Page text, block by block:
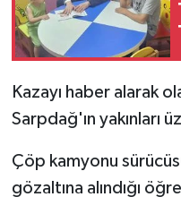
Kazayı haber alarak
Sarpdağ'ın yakınları
Çöp kamyonu
gözaltına alındığı